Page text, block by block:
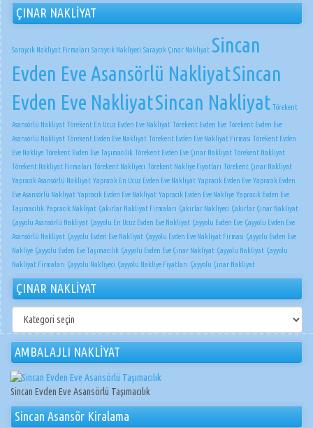
ÇINAR NAKLİYAT
Saraycık Nakliyat Firmaları Saraycık Nakliyeci Saraycık Çınar Nakliyat Sincan
Evden Eve Asansörlü NakliyatSincan
Evden Eve NakliyatSincan Nakliyat Törekent
Asansörlü Nakliyat Törekent En Ucuz Evden Eve Nakliyat Törekent Evden Eve Törekent Evden Eve
Asansörlü Nakliyat Törekent Evden Eve Nakliyat Törekent Evden Eve Nakliyat Firması Törekent Evden
Eve Nakliye Törekent Evden Eve Taşımacılık Törekent Evden Eve Çınar Nakliyat Törekent Nakliyat
Törekent Nakliyat Firmaları Törekent Nakliyeci Törekent Nakliye Fiyatları Törekent Çınar Nakliyat
Yapracık Asansörlü Nakliyat Yapracık En Ucuz Evden Eve Nakliyat Yapracık Evden Eve Yapracık Evden
Eve Asansörlü Nakliyat Yapracık Evden Eve Nakliyat Yapracık Evden Eve Nakliye Yapracık Evden Eve
Taşımacılık Yapracık Nakliyat Çakırlar Nakliyat Firmaları Çakırlar Nakliyeci Çakırlar Çınar Nakliyat
Çayyolu Asansörlü Nakliyat Çayyolu En Ucuz Evden Eve Nakliyat Çayyolu Evden Eve Çayyolu Evden Eve
Asansörlü Nakliyat Çayyolu Evden Eve Nakliyat Çayyolu Evden Eve Nakliyat Firması Çayyolu Evden Eve
Nakliye Çayyolu Evden Eve Taşımacılık Çayyolu Evden Eve Çınar Nakliyat Çayyolu Nakliyat Çayyolu
Nakliyat Firmaları Çayyolu Nakliyeci Çayyolu Nakliye Fiyatları Çayyolu Çınar Nakliyat
ÇINAR NAKLİYAT
NAKLİYAT
AMBALAJLI NAKLİYAT
Sincan Evden Eve Asansörlü Taşımacılık
Sincan Asansör Kiralama